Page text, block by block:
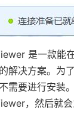
是一款能
解决方案。为
需要进行安装
，然后就会